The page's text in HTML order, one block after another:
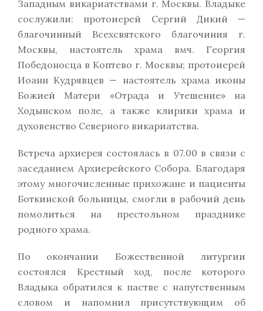
Западным викариатствами г. Москвы. Владыке
сослужили: протоиерей Сергий Дикий —
благочинный Всехсвятского благочиния г.
Москвы, настоятель храма вмч. Георгия
Победоносца в Коптево г. Москвы; протоиерей
Иоанн Кудрявцев — настоятель храма иконы
Божией Матери «Отрада и Утешение» на
Ходынском поле, а также клирики храма и
духовенство Северного викариатства.
Встреча архиерея состоялась в 07.00 в связи с
заседанием Архиерейского Собора. Благодаря
этому многочисленные прихожане и пациенты
Боткинской больницы, смогли в рабочий день
помолиться на престольном празднике
родного храма.
По окончании Божественной литургии
состоялся Крестный ход, после которого
Владыка обратился к пастве с напутственным
словом и напомнил присутствующим об